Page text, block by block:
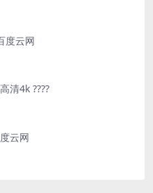
度云网
清4k ????
云网